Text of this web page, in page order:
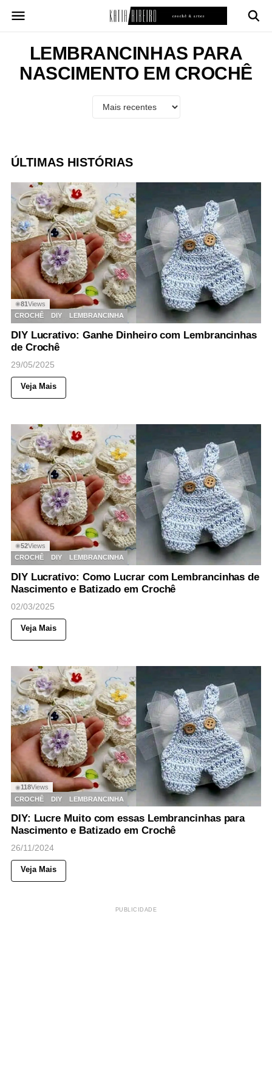
para
conteúdoLEMBRANCINHAS PARA
NASCIMENTO EM CROCHÊ
ÚLTIMAS HISTÓRIAS
◉81Views
CROCHÊ
DIY LEMBRANCINHA
DIY Lucrativo: Ganhe Dinheiro com Lembrancinhas
de Crochê
29/05/2025
Veja Mais
◉52Views
CROCHÊ
DIY LEMBRANCINHA
DIY Lucrativo: Como Lucrar com Lembrancinhas de
Nascimento e Batizado em Crochê
02/03/2025
Veja Mais
◉118Views
CROCHÊ
DIY LEMBRANCINHA
DIY: Lucre Muito com essas Lembrancinhas para
Nascimento e Batizado em Crochê
26/11/2024
Veja Mais
PUBLICIDADE